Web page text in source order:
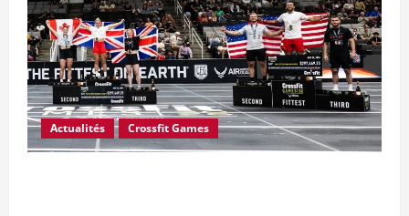
Actualités Crossfit Games